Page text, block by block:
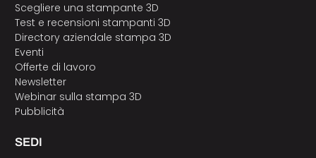
Scegliere una stampante 3D
Test e recensioni stampanti 3D
Directory aziendale stampa 3D
Eventi
Offerte di lavoro
Newsletter
Webinar sulla stampa 3D
Pubblicità
SEDI